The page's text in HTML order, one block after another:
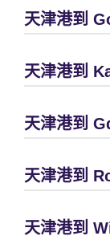
天津港到
天津港到
天津港到
天津港到
天津港到